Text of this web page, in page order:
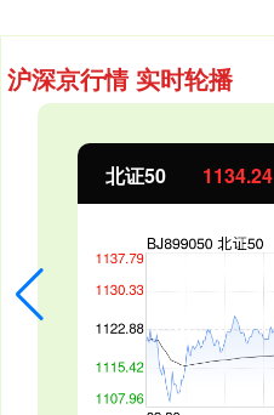
沪深京行情 实时轮播
北证50 1134.24